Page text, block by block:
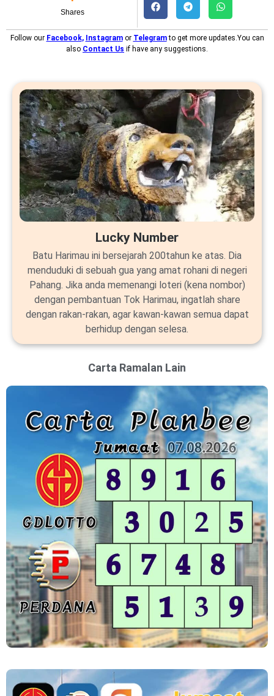
Shares
Follow our Facebook, Instagramor Telegramto get more updates.You can
also Contact Us if have any suggestions.
Lucky Number
Batu Harimau ini bersejarah 200tahun ke atas. Dia
menduduki di sebuah gua yang amat rohani di negeri
Pahang. Jika anda memenangi loteri (kena nombor)
dengan pembantuan Tok Harimau, ingatlah share
dengan rakan-rakan, agar kawan-kawan semua dapat
berhidup dengan selesa.
Carta Ramalan Lain